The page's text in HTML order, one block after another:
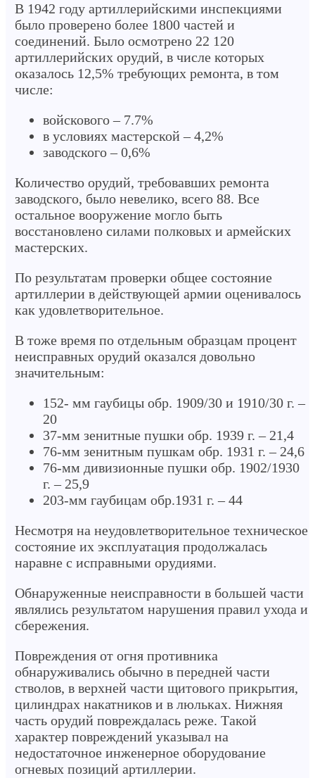
В 1942 году артиллерийскими инспекциями
было проверено более 1800 частей и
соединений. Было осмотрено 22 120
артиллерийских орудий, в числе которых
оказалось 12,5% требующих ремонта, в том
числе:
войскового – 7.7%
в условиях мастерской – 4,2%
заводского – 0,6%
Количество орудий, требовавших ремонта
заводского, было невелико, всего 88. Все
остальное вооружение могло быть
восстановлено силами полковых и армейских
мастерских.
По результатам проверки общее состояние
артиллерии в действующей армии оценивалось
как удовлетворительное.
В тоже время по отдельным образцам процент
неисправных орудий оказался довольно
значительным:
152- мм гаубицы обр. 1909/30 и 1910/30 г. –
20
37-мм зенитные пушки обр. 1939 г. – 21,4
76-мм зенитным пушкам обр. 1931 г. – 24,6
76-мм дивизионные пушки обр. 1902/1930
г. – 25,9
203-мм гаубицам обр.1931 г. – 44
Несмотря на неудовлетворительное техническое
состояние их эксплуатация продолжалась
наравне с исправными орудиями.
Обнаруженные неисправности в большей части
являлись результатом нарушения правил ухода и
сбережения.
Повреждения от огня противника
обнаруживались обычно в передней части
стволов, в верхней части щитового прикрытия,
цилиндрах накатников и в люльках. Нижняя
часть орудий повреждалась реже. Такой
характер повреждений указывал на
недостаточное инженерное оборудование
огневых позиций артиллерии.